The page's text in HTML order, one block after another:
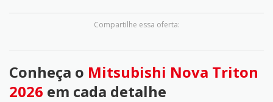
Compartilhe essa oferta:
Conheça o Mitsubishi Nova Triton
2026 em cada detalhe